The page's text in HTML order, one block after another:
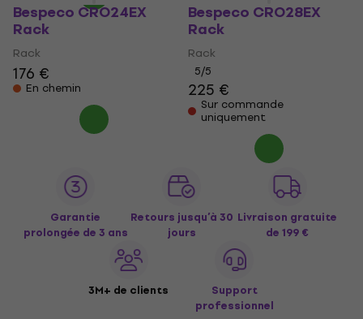
Bespeco CRO24EX
Rack
Rack
176 €
En chemin
Bespeco CRO28EX
Rack
Rack
5/5
225 €
Sur commande
uniquement
Garantie
prolongée de 3 ans
Retours jusqu’à 30
jours
Livraison gratuite
de 199 €
3M+ de clients
Support
professionnel